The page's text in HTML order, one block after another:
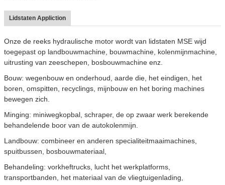
Lidstaten Appliction
Onze de reeks hydraulische motor wordt van lidstaten MSE wijd
toegepast op landbouwmachine, bouwmachine, kolenmijnmachine,
uitrusting van zeeschepen, bosbouwmachine enz.
Bouw: wegenbouw en onderhoud, aarde die, het eindigen, het
boren, omspitten, recyclings, mijnbouw en het boring machines
bewegen zich.
Minging: miniwegkopbal, schraper, de op zwaar werk berekende
behandelende boor van de autokolenmijn.
Landbouw: combineer en anderen specialiteitmaaimachines,
spuitbussen, bosbouwmateriaal,
Behandeling: vorkheftrucks, lucht het werkplatforms,
transportbanden, het materiaal van de vliegtuigenlading,